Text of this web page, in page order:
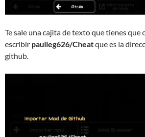
Te sale una cajita de texto que tienes que
escribir paulieg626/Cheatque es la
github.